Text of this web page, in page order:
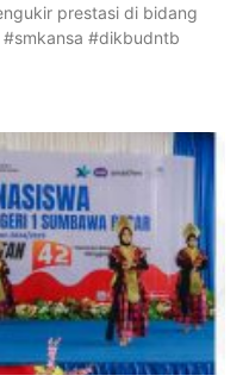
prestasi di bidang
#dikbudntb